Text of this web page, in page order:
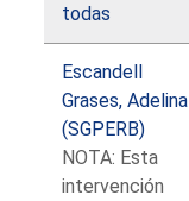
todas
Escandell
Grases, Adelina
(SGPERB)
NOTA: Esta
intervención